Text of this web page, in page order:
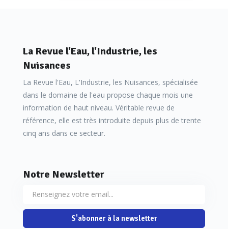
La Revue l'Eau, l'Industrie, les
Nuisances
La Revue l'Eau, L'Industrie, les Nuisances, spécialisée
dans le domaine de l'eau propose chaque mois une
information de haut niveau. Véritable revue de
référence, elle est très introduite depuis plus de trente
cinq ans dans ce secteur.
Notre Newsletter
S'abonner à la newsletter